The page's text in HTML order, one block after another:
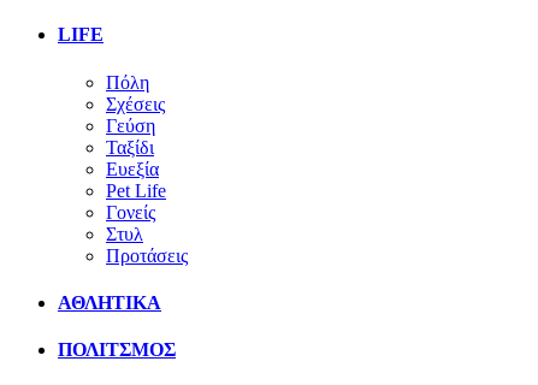
LIFE
Πόλη
Σχέσεις
Γεύση
Ταξίδι
Ευεξία
Pet Life
Γονείς
Στυλ
Προτάσεις
ΑΘΛΗΤΙΚΑ
ΠΟΛΙΤΣΜΟΣ